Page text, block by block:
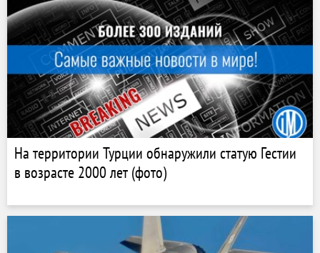
На территории Турции обнаружили статую Гестии
в возрасте 2000 лет (фото)